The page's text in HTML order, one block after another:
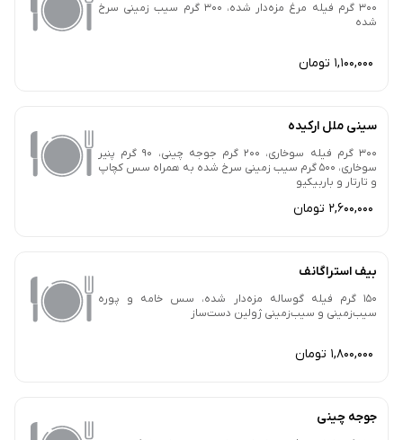
300 گرم فیله مرغ مزه‌دار شده، 300 گرم سیب زمینی سرخ
شده
1,100,000 تومان
سینی ملل ارکیده
300 گرم فیله سوخاری، 200 گرم جوجه چینی، 90 گرم پنیر
سوخاری، 500 گرم سیب زمینی سرخ شده به همراه سس کچاپ
و تارتار و باربیکیو
2,600,000 تومان
بیف استراگانف
150 گرم فیله گوساله مزه‌دار شده، سس خامه و پوره
سیب‌زمینی و سیب‌زمینی ژولین دست‌ساز
1,800,000 تومان
جوجه چینی